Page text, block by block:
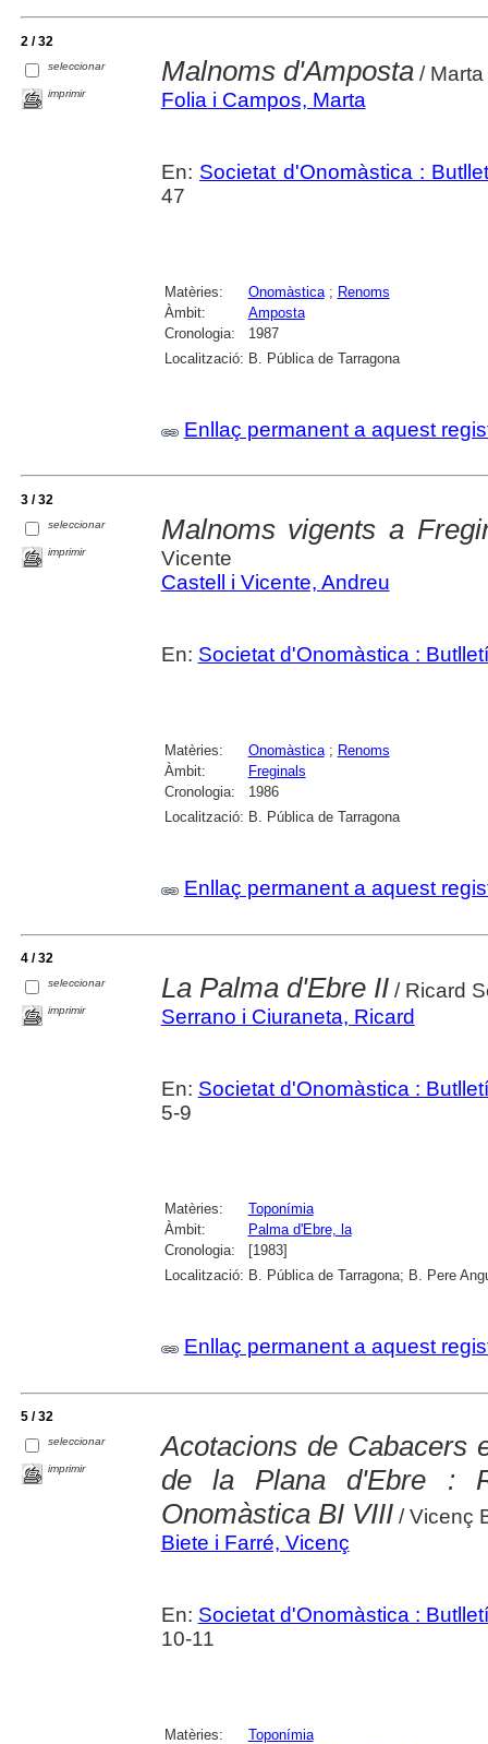
2 / 32
seleccionar
imprimir
Malnoms d'Amposta/ Marta
Folia i Campos, Marta
En: Societat d'Onomàstica :
47
Matèries: Onomàstica; Renoms
Àmbit:
Amposta
Cronologia:
1987
Localització: B. Pública de Tarragona
Enllaç permanent a aquest
3 / 32
seleccionar
imprimir
Malnoms vigents a
Vicente
Castell i Vicente, Andreu
En: Societat d'Onomàstica :
Matèries: Onomàstica; Renoms
Àmbit:
Freginals
Cronologia:
1986
Localització: B. Pública de Tarragona
Enllaç permanent a aquest
4 / 32
seleccionar
imprimir
La Palma d'Ebre II / Ricard
Serrano i Ciuraneta, Ricard
En: Societat d'Onomàstica :
5-9
Matèries:
Toponímia
Àmbit:
Palma d'Ebre, la
Cronologia:
[1983]
Localització: B. Pública de Tarragona; B. Pere
Enllaç permanent a aquest
5 / 32
seleccionar
imprimir
Acotacions de Cabacers
de la Plana d'Ebre :
Onomàstica BI VIII / Vicenç
Biete i Farré, Vicenç
En: Societat d'Onomàstica :
10-11
Matèries:
Toponímia